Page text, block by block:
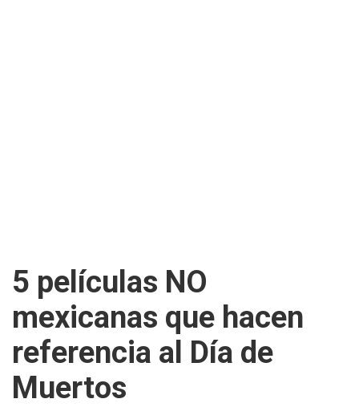
5 películas NO
mexicanas que hacen
referencia al Día de
Muertos